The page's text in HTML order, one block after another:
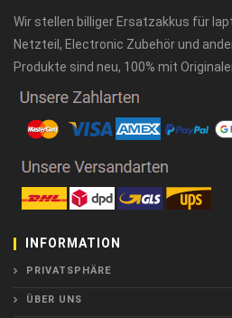
Wir stellen billiger Ersatzakkus für
Netzteil, Electronic Zubehör und
Produkte sind neu, 100% mit
INFORMATION
PRIVATSPHÄRE
ÜBER UNS